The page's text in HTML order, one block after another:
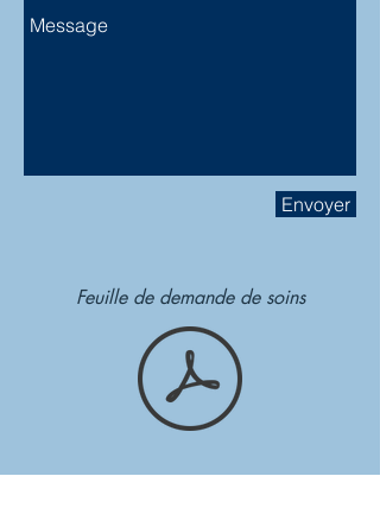
Envoyer
Feuille de demande de soins